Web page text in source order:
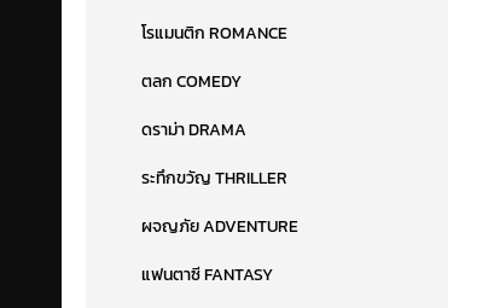
โรแมนติก ROMANCE
ตลก COMEDY
ดราม่า DRAMA
ระทึกขวัญ THRILLER
ผจญภัย ADVENTURE
แฟนตาซี FANTASY